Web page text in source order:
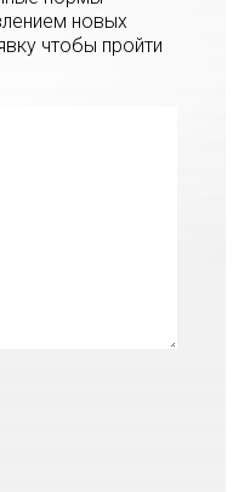
новых
чтобы пройти